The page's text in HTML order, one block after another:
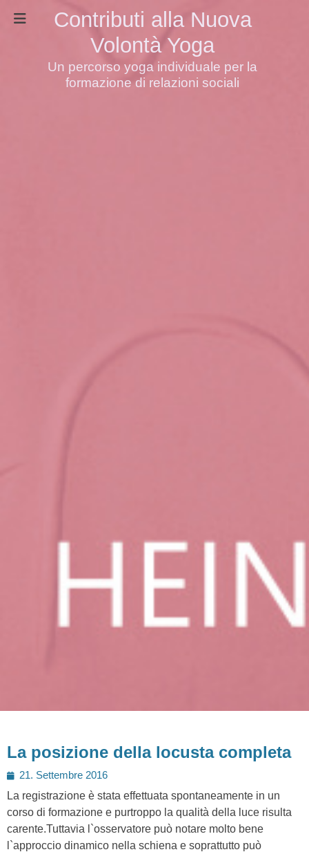
Contributi alla Nuova
Volontà Yoga
Un percorso yoga individuale per la
formazione di relazioni sociali
La posizione della locusta completa
Posted
on
21. Settembre 2016
La registrazione è stata effettuata spontaneamente in un
corso di formazione e purtroppo la qualità della luce risulta
carente.Tuttavia l`osservatore può notare molto bene
l`approccio dinamico nella schiena e soprattutto può